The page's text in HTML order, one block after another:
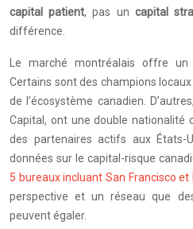
capital patient, pas un capital
différence.
Le marché montréalais offre un
Certains sont des champions
de l’écosystème canadien.
Capital, ont une double nationalité
des partenaires actifs aux États-
données sur le capital-risque
5 bureaux incluant San Francisco et
perspective et un réseau que
peuvent égaler.